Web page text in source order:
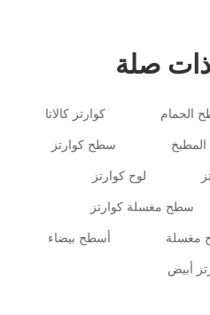
صلة
الحمام
كوارتز كالاتا
سطح كوارتز
لوح كوارتز
سطح مغسلة كوارتز
مغسلة
أسطح بيضاء
أبيض